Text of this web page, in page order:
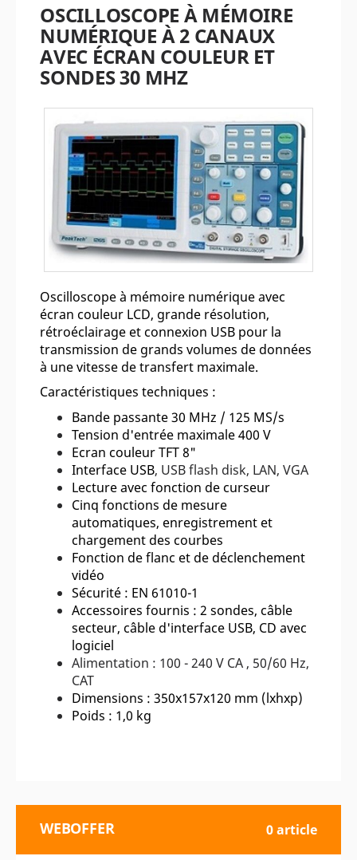
OSCILLOSCOPE À MÉMOIRE
NUMÉRIQUE À 2 CANAUX
AVEC ÉCRAN COULEUR ET
SONDES 30 MHZ
Oscilloscope à mémoire numérique avec
écran couleur LCD, grande résolution,
rétroéclairage et connexion USB pour la
transmission de grands volumes de données
à une vitesse de transfert maximale.
Caractéristiques techniques :
Bande passante 30 MHz / 125 MS/s
Tension d'entrée maximale 400 V
Ecran couleur TFT 8"
Interface USB, USB flash disk, LAN, VGA
Lecture avec fonction de curseur
Cinq fonctions de mesure
automatiques, enregistrement et
chargement des courbes
Fonction de flanc et de déclenchement
vidéo
Sécurité : EN 61010-1
Accessoires fournis : 2 sondes, câble
secteur, câble d'interface USB, CD avec
logiciel
Alimentation : 100 - 240 V CA , 50/60 Hz,
CAT
Dimensions : 350x157x120 mm (lxhxp)
Poids : 1,0 kg
WEBOFFER 0 article